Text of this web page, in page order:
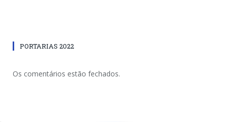
PORTARIAS 2022
Os comentários estão fechados.